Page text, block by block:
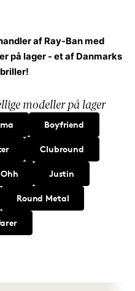
af Ray-Ban med
på lager - et af Danmarks
modeller på lager
Boyfriend
Clubround
Justin
Round Metal